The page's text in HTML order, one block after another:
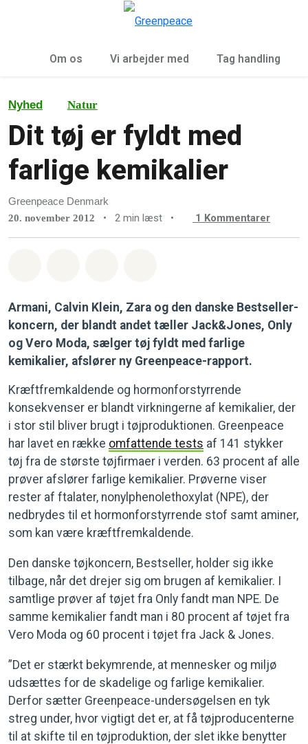
Om os Vi arbejder med Tag handling
Nyhed Natur
Dit tøj er fyldt med
farlige kemikalier
Greenpeace Denmark
20. november 2012 • 2 min læst • 1 Kommentarer
Armani, Calvin Klein, Zara og den danske Bestseller-
koncern, der blandt andet tæller Jack&Jones, Only
og Vero Moda, sælger tøj fyldt med farlige
kemikalier, afslører ny Greenpeace-rapport.
Kræftfremkaldende og hormonforstyrrende
konsekvenser er blandt virkningerne af kemikalier, der
i stor stil bliver brugt i tøjproduktionen. Greenpeace
har lavet en række omfattende tests af 141 stykker
tøj fra de største tøjfirmaer i verden. 63 procent af alle
prøver afslører farlige kemikalier. Prøverne viser
rester af ftalater, nonylphenolethoxylat (NPE), der
nedbrydes til et hormonforstyrrende stof samt aminer,
som kan være kræftfremkaldende.
Den danske tøjkoncern, Bestseller, holder sig ikke
tilbage, når det drejer sig om brugen af kemikalier. I
samtlige prøver af tøjet fra Only fandt man NPE. De
samme kemikalier fandt man i 80 procent af tøjet fra
Vero Moda og 60 procent i tøjet fra Jack & Jones.
”Det er stærkt bekymrende, at mennesker og miljø
udsættes for de skadelige og farlige kemikalier.
Derfor sætter Greenpeace-undersøgelsen en tyk
streg under, hvor vigtigt det er, at få tøjproducenterne
til at skifte til en tøjproduktion, der slet ikke benytter